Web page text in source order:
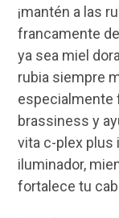
¡mantén a las
francamente
ya sea miel
rubia siempre
especialmente
brassiness y
vita c-plex plus
iluminador,
fortalece tu